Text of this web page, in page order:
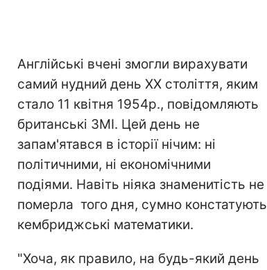
Англійські вчені змогли вирахувати
самий нудний день XX століття, яким
стало 11 квітня 1954р., повідомляють
британські ЗМІ. Цей день не
запам'ятався в історії нічим: ні
політичними, ні економічними
подіями. Навіть ніяка знаменитість не
померла того дня, сумно констатують
кембриджські математики.
"Хоча, як правило, на будь-який день